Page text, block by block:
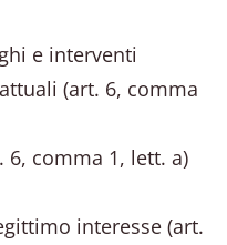
e interventi
(art. 6, comma
6, comma 1, lett. a)
interesse (art.